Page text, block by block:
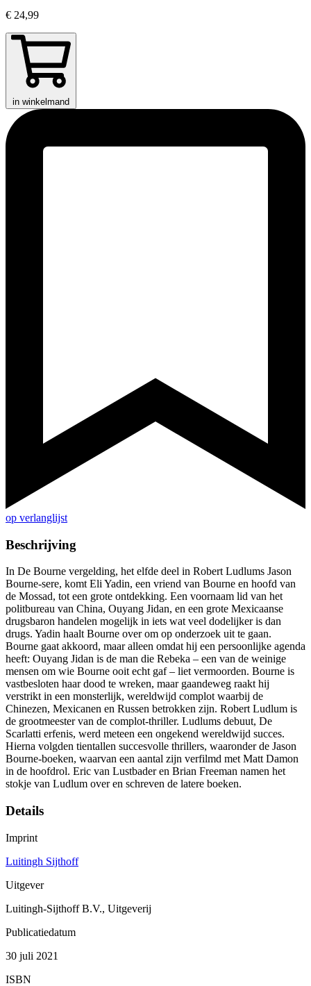
€ 24,99
in winkelmand
op verlanglijst
Beschrijving
In De Bourne vergelding, het elfde deel in Robert Ludlums Jason
Bourne-sere, komt Eli Yadin, een vriend van Bourne en hoofd van
de Mossad, tot een grote ontdekking. Een voornaam lid van het
politbureau van China, Ouyang Jidan, en een grote Mexicaanse
drugsbaron handelen mogelijk in iets wat veel dodelijker is dan
drugs. Yadin haalt Bourne over om op onderzoek uit te gaan.
Bourne gaat akkoord, maar alleen omdat hij een persoonlijke agenda
heeft: Ouyang Jidan is de man die Rebeka – een van de weinige
mensen om wie Bourne ooit echt gaf – liet vermoorden. Bourne is
vastbesloten haar dood te wreken, maar gaandeweg raakt hij
verstrikt in een monsterlijk, wereldwijd complot waarbij de
Chinezen, Mexicanen en Russen betrokken zijn. Robert Ludlum is
de grootmeester van de complot-thriller. Ludlums debuut, De
Scarlatti erfenis, werd meteen een ongekend wereldwijd succes.
Hierna volgden tientallen succesvolle thrillers, waaronder de Jason
Bourne-boeken, waarvan een aantal zijn verfilmd met Matt Damon
in de hoofdrol. Eric van Lustbader en Brian Freeman namen het
stokje van Ludlum over en schreven de latere boeken.
Details
Imprint
Luitingh Sijthoff
Uitgever
Luitingh-Sijthoff B.V., Uitgeverij
Publicatiedatum
30 juli 2021
ISBN